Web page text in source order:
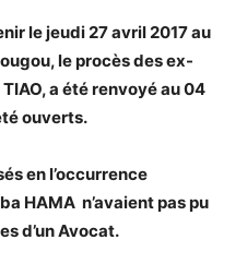
le jeudi 27 avril 2017 au
le procès des ex-
a été renvoyé au 04
ouverts.
en l’occurrence
HAMA n’avaient pas pu
d’un Avocat.